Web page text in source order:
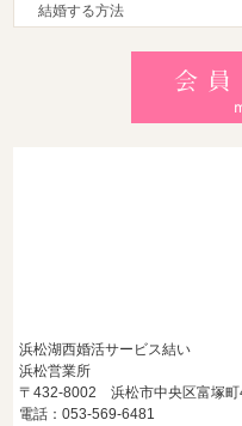
結婚する方法
しいデートの服装・スポット徹
【浜松】アラフォ
後半・40代からの大人の成婚術
浜松湖西婚活サービス結い
浜松営業所
〒432-8002 浜松市中央区富塚町
電話：053-569-6481